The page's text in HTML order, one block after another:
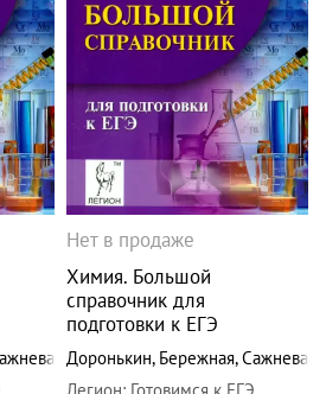
Нет в продаже
Химия. Большой
справочник для
подготовки к ЕГЭ
Доронькин, Бережная,Сажнева